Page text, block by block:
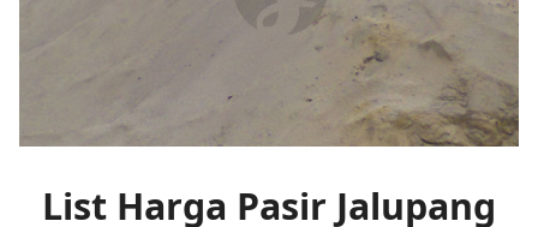
List Harga Pasir Jalupang